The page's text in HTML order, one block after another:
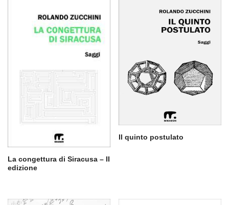
La congettura di Siracusa – II
edizione
Il quinto postulato